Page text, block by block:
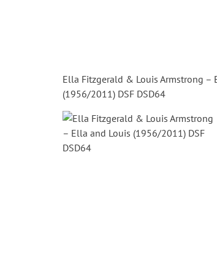
Ella Fitzgerald & Louis Armstrong –
(1956/2011) DSF DSD64